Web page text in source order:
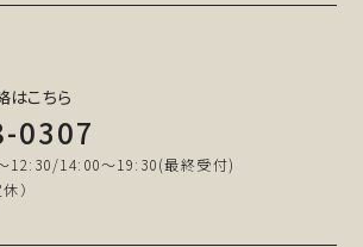
はこちら
0307
～12:30/14:00～19:30(最終受付)
）